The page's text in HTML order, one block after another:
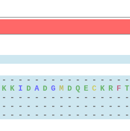
- - - - - - - - - - - - - - - -
K K I D A D G M D Q E C K R F T
- - - - - - - - - - - - - - - -
- - - - - - - - - - - - - - - -
- - - - - - - - - - - - - - - -